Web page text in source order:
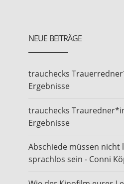
NEUE BEITRÄGE
trauchecks
Ergebnisse
trauchecks
Ergebnisse
Abschiede müssen nicht
sprachlos sein - Conni